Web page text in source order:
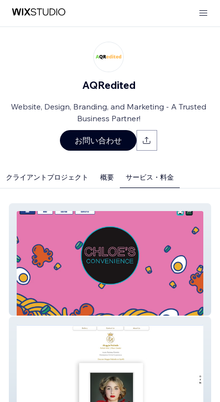
AQRedited
Website, Design, Branding, and Marketing - A Trusted
Business Partner!
お問い合わせ
クライアントプロジェクト 概要 サービス・料金
Chloe's Convenience